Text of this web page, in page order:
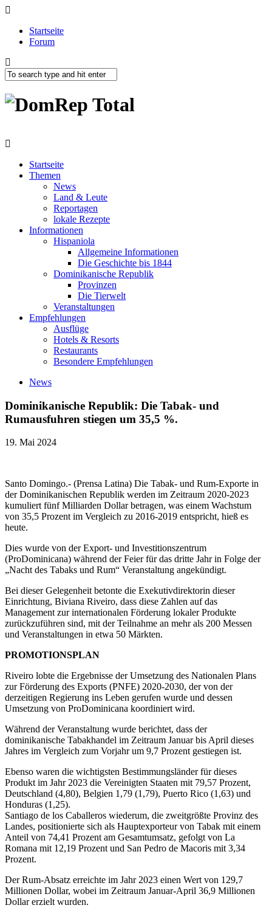
Startseite
Forum
Startseite
Themen
News
Land & Leute
Reportagen
lokale Rezepte
Informationen
Hispaniola
Allgemeine Informationen
Die Geschichte bis 1844
Dominikanische Republik
Provinzen
Die Tierwelt
Veranstaltungen
Empfehlungen
Ausflüge
Hotels & Resorts
Restaurants
Besondere Empfehlungen
News
Dominikanische Republik: Die Tabak- und
Rumausfuhren stiegen um 35,5 %.
19. Mai 2024
Santo Domingo.- (Prensa Latina) Die Tabak- und Rum-Exporte in
der Dominikanischen Republik werden im Zeitraum 2020-2023
kumuliert fünf Milliarden Dollar betragen, was einem Wachstum
von 35,5 Prozent im Vergleich zu 2016-2019 entspricht, hieß es
heute.
Dies wurde von der Export- und Investitionszentrum
(ProDominicana) während der Feier für das dritte Jahr in Folge der
„Nacht des Tabaks und Rum“ Veranstaltung angekündigt.
Bei dieser Gelegenheit betonte die Exekutivdirektorin dieser
Einrichtung, Biviana Riveiro, dass diese Zahlen auf das
Management zur internationalen Förderung lokaler Produkte
zurückzuführen sind, mit der Teilnahme an mehr als 200 Messen
und Veranstaltungen in etwa 50 Märkten.
PROMOTIONSPLAN
Riveiro lobte die Ergebnisse der Umsetzung des Nationalen Plans
zur Förderung des Exports (PNFE) 2020-2030, der von der
derzeitigen Regierung ins Leben gerufen wurde und dessen
Umsetzung von ProDominicana koordiniert wird.
Während der Veranstaltung wurde berichtet, dass der
dominikanische Tabakhandel im Zeitraum Januar bis April dieses
Jahres im Vergleich zum Vorjahr um 9,7 Prozent gestiegen ist.
Ebenso waren die wichtigsten Bestimmungsländer für dieses
Produkt im Jahr 2023 die Vereinigten Staaten mit 79,57 Prozent,
Deutschland (4,80), Belgien 1,79 (1,79), Puerto Rico (1,63) und
Honduras (1,25).
Santiago de los Caballeros wiederum, die zweitgrößte Provinz des
Landes, positionierte sich als Hauptexporteur von Tabak mit einem
Anteil von 74,41 Prozent am Gesamtumsatz, gefolgt von La
Romana mit 12,19 Prozent und San Pedro de Macoris mit 3,34
Prozent.
Der Rum-Absatz erreichte im Jahr 2023 einen Wert von 129,7
Millionen Dollar, wobei im Zeitraum Januar-April 36,9 Millionen
Dollar erzielt wurden.